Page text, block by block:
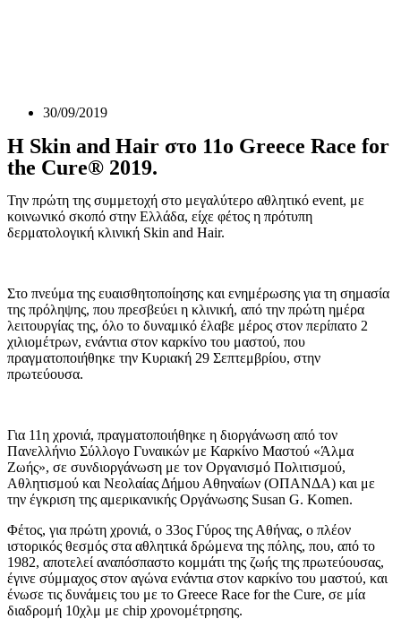
30/09/2019
Η Skin and Hair στο 11ο Greece Race for
the Cure® 2019.
Την πρώτη της συμμετοχή στο μεγαλύτερο αθλητικό event, με
κοινωνικό σκοπό στην Ελλάδα, είχε φέτος η πρότυπη
δερματολογική κλινική Skin and Hair.
Στο πνεύμα της ευαισθητοποίησης και ενημέρωσης για τη σημασία
της πρόληψης, που πρεσβεύει η κλινική, από την πρώτη ημέρα
λειτουργίας της, όλο το δυναμικό έλαβε μέρος στον περίπατο 2
χιλιομέτρων, ενάντια στον καρκίνο του μαστού, που
πραγματοποιήθηκε την Κυριακή 29 Σεπτεμβρίου, στην
πρωτεύουσα.
Για 11η χρονιά, πραγματοποιήθηκε η διοργάνωση από τον
Πανελλήνιο Σύλλογο Γυναικών με Καρκίνο Μαστού «Άλμα
Ζωής», σε συνδιοργάνωση με τον Οργανισμό Πολιτισμού,
Αθλητισμού και Νεολαίας Δήμου Αθηναίων (ΟΠΑΝΔΑ) και με
την έγκριση της αμερικανικής Οργάνωσης Susan G. Komen.
Φέτος, για πρώτη χρονιά, ο 33ος Γύρος της Αθήνας, ο πλέον
ιστορικός θεσμός στα αθλητικά δρώμενα της πόλης, που, από το
1982, αποτελεί αναπόσπαστο κομμάτι της ζωής της πρωτεύουσας,
έγινε σύμμαχος στον αγώνα ενάντια στον καρκίνο του μαστού, και
ένωσε τις δυνάμεις του με το Greece Race for the Cure, σε μία
διαδρομή 10χλμ με chip χρονομέτρησης.